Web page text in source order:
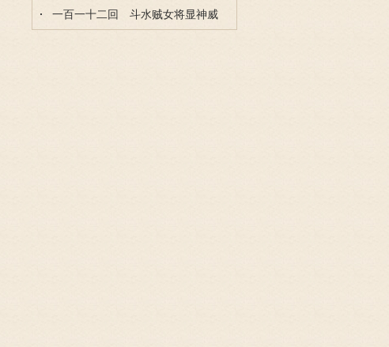
急渡河王子上贼船
一百一十二回 斗水贼女将显神威